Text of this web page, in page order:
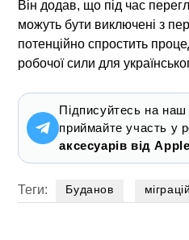
Він додав, що під час
можуть бути виключені з
потенційно спростить
робочої сили для
Підписуйтесь на
приймайте участь у
аксесуарів від
Теги: Буданов